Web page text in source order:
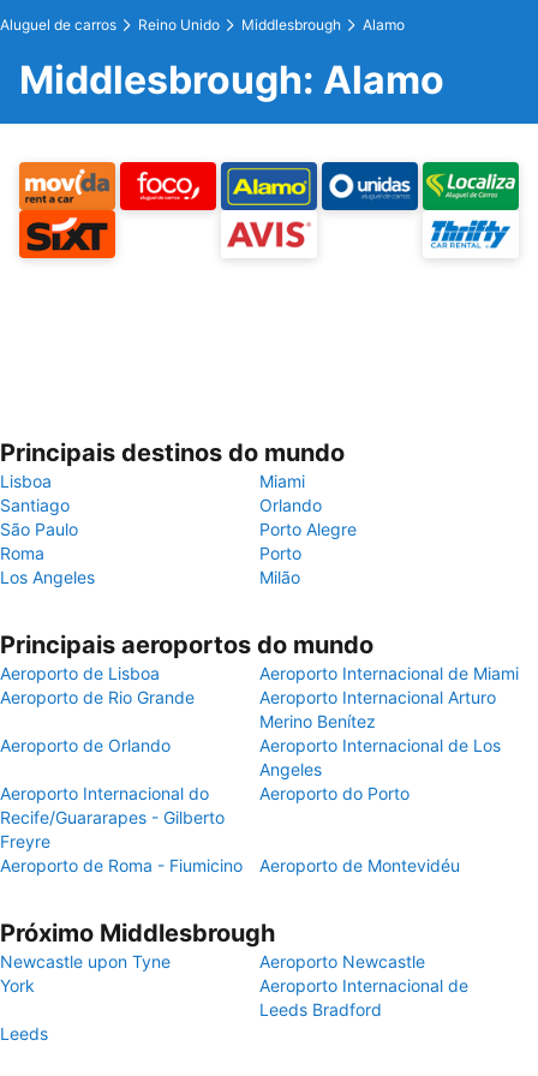
Aluguel de carros Reino Unido Middlesbrough Alamo
Middlesbrough: Alamo
Principais destinos do mundo
Lisboa
Miami
Santiago
Orlando
São Paulo
Porto Alegre
Roma
Porto
Los Angeles
Milão
Principais aeroportos do mundo
Aeroporto de Lisboa
Aeroporto Internacional de Miami
Aeroporto de Rio Grande
Aeroporto Internacional Arturo
Merino Benítez
Aeroporto de Orlando
Aeroporto Internacional de Los
Angeles
Aeroporto Internacional do
Recife/Guararapes - Gilberto
Freyre
Aeroporto do Porto
Aeroporto de Roma - Fiumicino Aeroporto de Montevidéu
Próximo Middlesbrough
Newcastle upon Tyne
Aeroporto Newcastle
York
Aeroporto Internacional de
Leeds Bradford
Leeds